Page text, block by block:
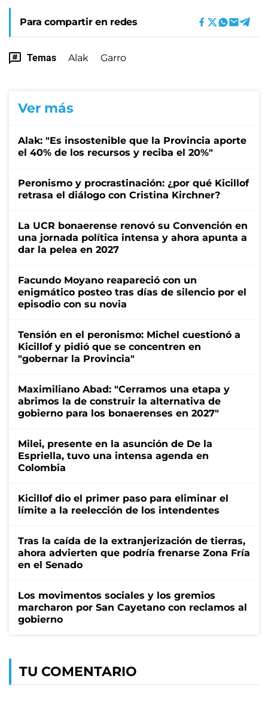
Para compartir en redes
Temas Alak Garro
Ver más
Alak: "Es insostenible que la Provincia aporte
el 40% de los recursos y reciba el 20%"
Peronismo y procrastinación: ¿por qué Kicillof
retrasa el diálogo con Cristina Kirchner?
La UCR bonaerense renovó su Convención en
una jornada política intensa y ahora apunta a
dar la pelea en 2027
Facundo Moyano reapareció con un
enigmático posteo tras días de silencio por el
episodio con su novia
Tensión en el peronismo: Michel cuestionó a
Kicillof y pidió que se concentren en
"gobernar la Provincia"
Maximiliano Abad: "Cerramos una etapa y
abrimos la de construir la alternativa de
gobierno para los bonaerenses en 2027"
Milei, presente en la asunción de De la
Espriella, tuvo una intensa agenda en
Colombia
Kicillof dio el primer paso para eliminar el
límite a la reelección de los intendentes
Tras la caída de la extranjerización de tierras,
ahora advierten que podría frenarse Zona Fría
en el Senado
Los movimentos sociales y los gremios
marcharon por San Cayetano con reclamos al
gobierno
TU COMENTARIO